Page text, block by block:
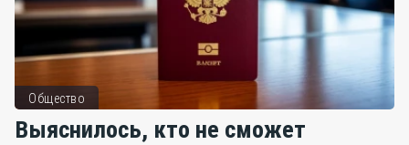
Общество
Выяснилось, кто не сможет